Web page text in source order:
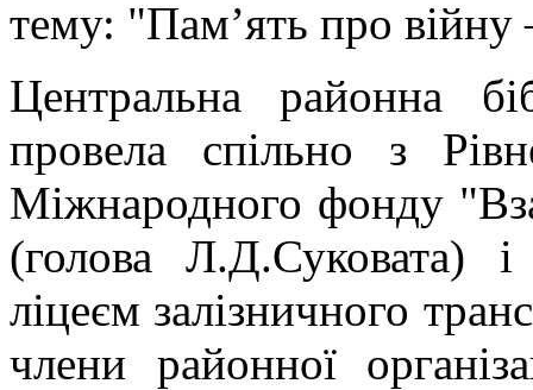
тему: "Пам’ять про
Центральна районна
провела спільно з
Міжнародного фонду
(голова Л.Д.Суковата)
ліцеєм залізничного
члени районної